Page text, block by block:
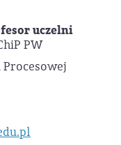
uczelni
PW